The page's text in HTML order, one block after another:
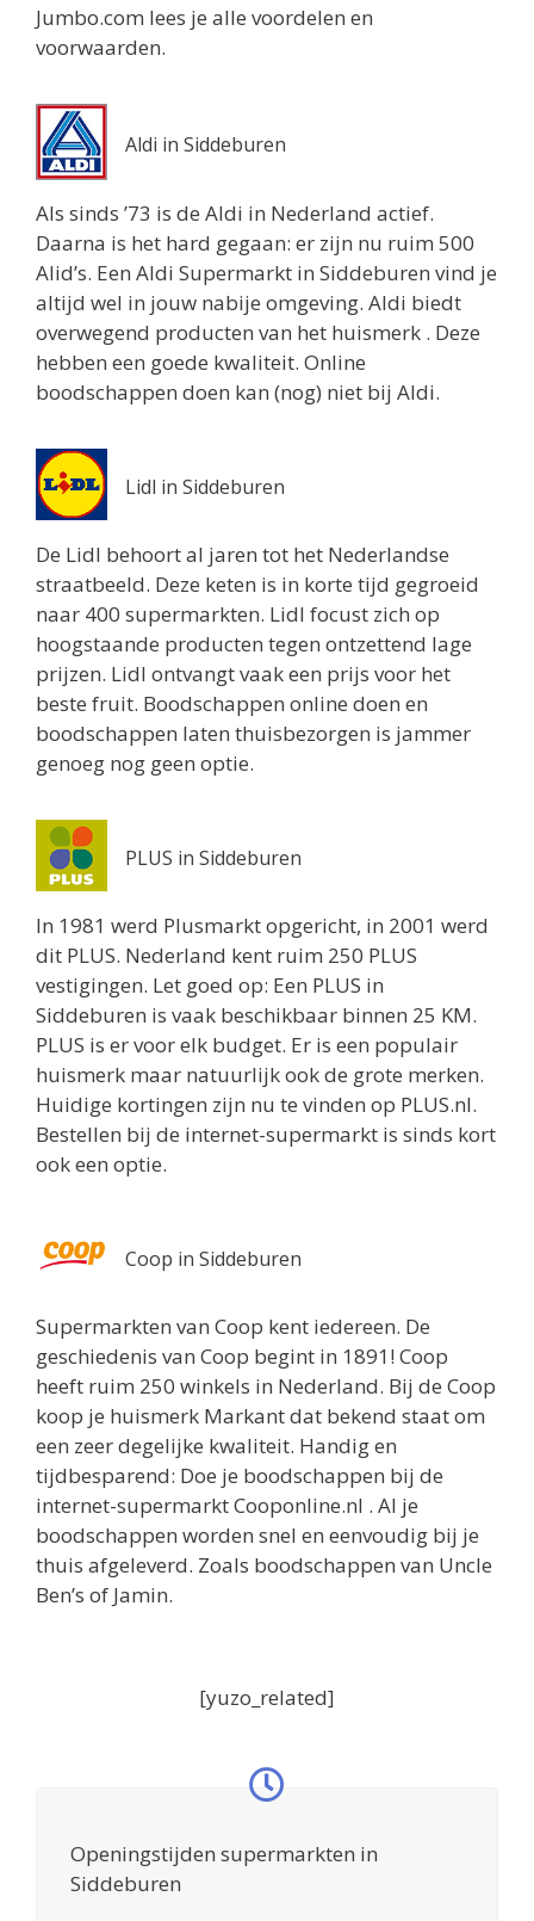
Jumbo.com lees je alle voordelen en
voorwaarden.
Aldi in Siddeburen
Als sinds ’73 is de Aldi in Nederland actief.
Daarna is het hard gegaan: er zijn nu ruim 500
Alid’s. Een Aldi Supermarkt in Siddeburen vind je
altijd wel in jouw nabije omgeving. Aldi biedt
overwegend producten van het huismerk . Deze
hebben een goede kwaliteit. Online
boodschappen doen kan (nog) niet bij Aldi.
Lidl in Siddeburen
De Lidl behoort al jaren tot het Nederlandse
straatbeeld. Deze keten is in korte tijd gegroeid
naar 400 supermarkten. Lidl focust zich op
hoogstaande producten tegen ontzettend lage
prijzen. Lidl ontvangt vaak een prijs voor het
beste fruit. Boodschappen online doen en
boodschappen laten thuisbezorgen is jammer
genoeg nog geen optie.
PLUS in Siddeburen
In 1981 werd Plusmarkt opgericht, in 2001 werd
dit PLUS. Nederland kent ruim 250 PLUS
vestigingen. Let goed op: Een PLUS in
Siddeburen is vaak beschikbaar binnen 25 KM.
PLUS is er voor elk budget. Er is een populair
huismerk maar natuurlijk ook de grote merken.
Huidige kortingen zijn nu te vinden op PLUS.nl.
Bestellen bij de internet-supermarkt is sinds kort
ook een optie.
Coop in Siddeburen
Supermarkten van Coop kent iedereen. De
geschiedenis van Coop begint in 1891! Coop
heeft ruim 250 winkels in Nederland. Bij de Coop
koop je huismerk Markant dat bekend staat om
een zeer degelijke kwaliteit. Handig en
tijdbesparend: Doe je boodschappen bij de
internet-supermarkt Cooponline.nl . Al je
boodschappen worden snel en eenvoudig bij je
thuis afgeleverd. Zoals boodschappen van Uncle
Ben’s of Jamin.
[yuzo_related]
Openingstijden supermarkten in
Siddeburen